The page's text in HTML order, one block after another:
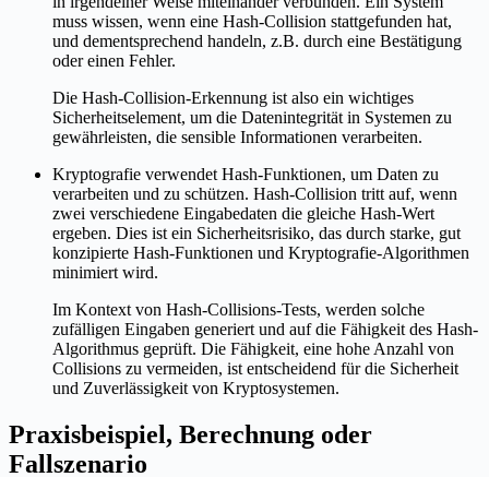
muss wissen, wenn eine Hash-Collision stattgefunden hat,
und dementsprechend handeln, z.B. durch eine Bestätigung
oder einen Fehler.
Die Hash-Collision-Erkennung ist also ein wichtiges
Sicherheitselement, um die Datenintegrität in Systemen zu
gewährleisten, die sensible Informationen verarbeiten.
Kryptografie verwendet Hash-Funktionen, um Daten zu
verarbeiten und zu schützen. Hash-Collision tritt auf, wenn
zwei verschiedene Eingabedaten die gleiche Hash-Wert
ergeben. Dies ist ein Sicherheitsrisiko, das durch starke, gut
konzipierte Hash-Funktionen und Kryptografie-Algorithmen
minimiert wird.
Im Kontext von Hash-Collisions-Tests, werden solche
zufälligen Eingaben generiert und auf die Fähigkeit des Hash-
Algorithmus geprüft. Die Fähigkeit, eine hohe Anzahl von
Collisions zu vermeiden, ist entscheidend für die Sicherheit
und Zuverlässigkeit von Kryptosystemen.
Praxisbeispiel, Berechnung oder
Fallszenario